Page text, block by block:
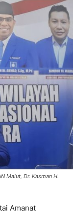
Malut, Dr. Kasman H.
Amanat